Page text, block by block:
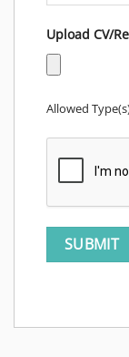
Upload CV/
Allowed